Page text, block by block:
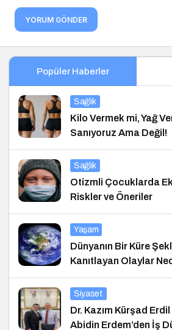
YORUM GÖNDER
Popüler Haberler
Sağlık
Kilo Vermek mi, Yağ
Sanıyoruz Ama Değil!
Sağlık
Otizmli Çocuklarda
Riskler ve Öneriler
Yaşam
Dünyanın Bir Küre
Kanıtlayan Olaylar
Siyaset
Dr. Kazım Kürşad Erdil
Abidin Erdem’den İş